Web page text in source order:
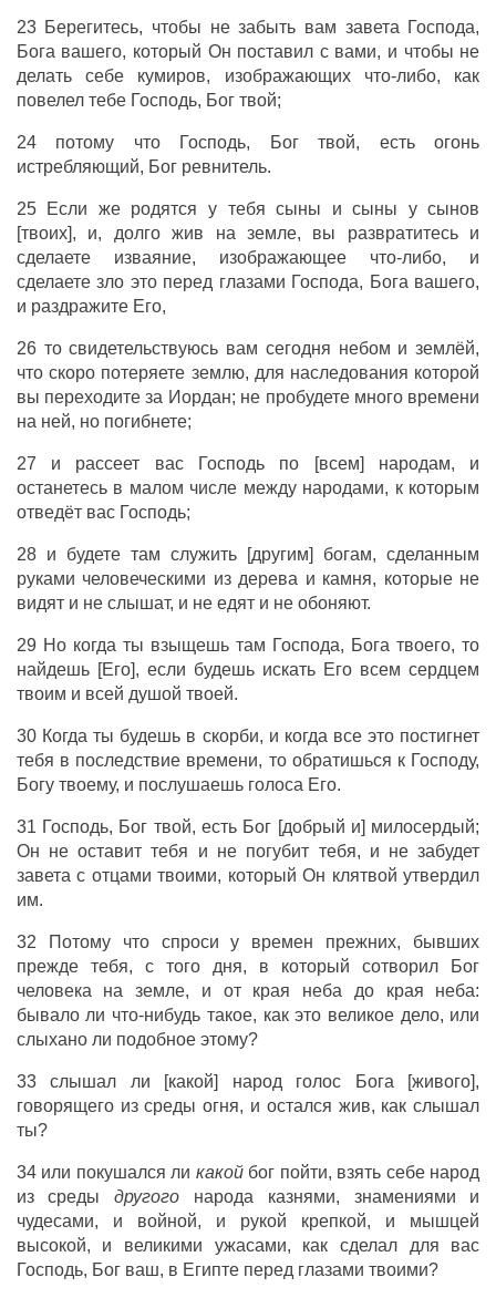
23 Берегитесь, чтобы не забыть вам завета Господа,
Бога вашего, который Он поставил с вами, и чтобы не
делать себе кумиров, изображающих что-либо, как
повелел тебе Господь, Бог твой;
24 потому что Господь, Бог твой, есть огонь
истребляющий, Бог ревнитель.
25 Если же родятся у тебя сыны и сыны у сынов
[твоих], и, долго жив на земле, вы развратитесь и
сделаете изваяние, изображающее что-либо, и
сделаете зло это перед глазами Господа, Бога вашего,
и раздражите Его,
26 то свидетельствуюсь вам сегодня небом и землёй,
что скоро потеряете землю, для наследования которой
вы переходите за Иордан; не пробудете много времени
на ней, но погибнете;
27 и рассеет вас Господь по [всем] народам, и
останетесь в малом числе между народами, к которым
отведёт вас Господь;
28 и будете там служить [другим] богам, сделанным
руками человеческими из дерева и камня, которые не
видят и не слышат, и не едят и не обоняют.
29 Но когда ты взыщешь там Господа, Бога твоего, то
найдешь [Его], если будешь искать Его всем сердцем
твоим и всей душой твоей.
30 Когда ты будешь в скорби, и когда все это постигнет
тебя в последствие времени, то обратишься к Господу,
Богу твоему, и послушаешь голоса Его.
31 Господь, Бог твой, есть Бог [добрый и] милосердый;
Он не оставит тебя и не погубит тебя, и не забудет
завета с отцами твоими, который Он клятвой утвердил
им.
32 Потому что спроси у времен прежних, бывших
прежде тебя, с того дня, в который сотворил Бог
человека на земле, и от края неба до края неба:
бывало ли что-нибудь такое, как это великое дело, или
слыхано ли подобное этому?
33 слышал ли [какой] народ голос Бога [живого],
говорящего из среды огня, и остался жив, как слышал
ты?
34 или покушался ли какойбог пойти, взять себе народ
из средыдругого народа казнями, знамениями и
чудесами, и войной, и рукой крепкой, и мышцей
высокой, и великими ужасами, как сделал для вас
Господь, Бог ваш, в Египте перед глазами твоими?